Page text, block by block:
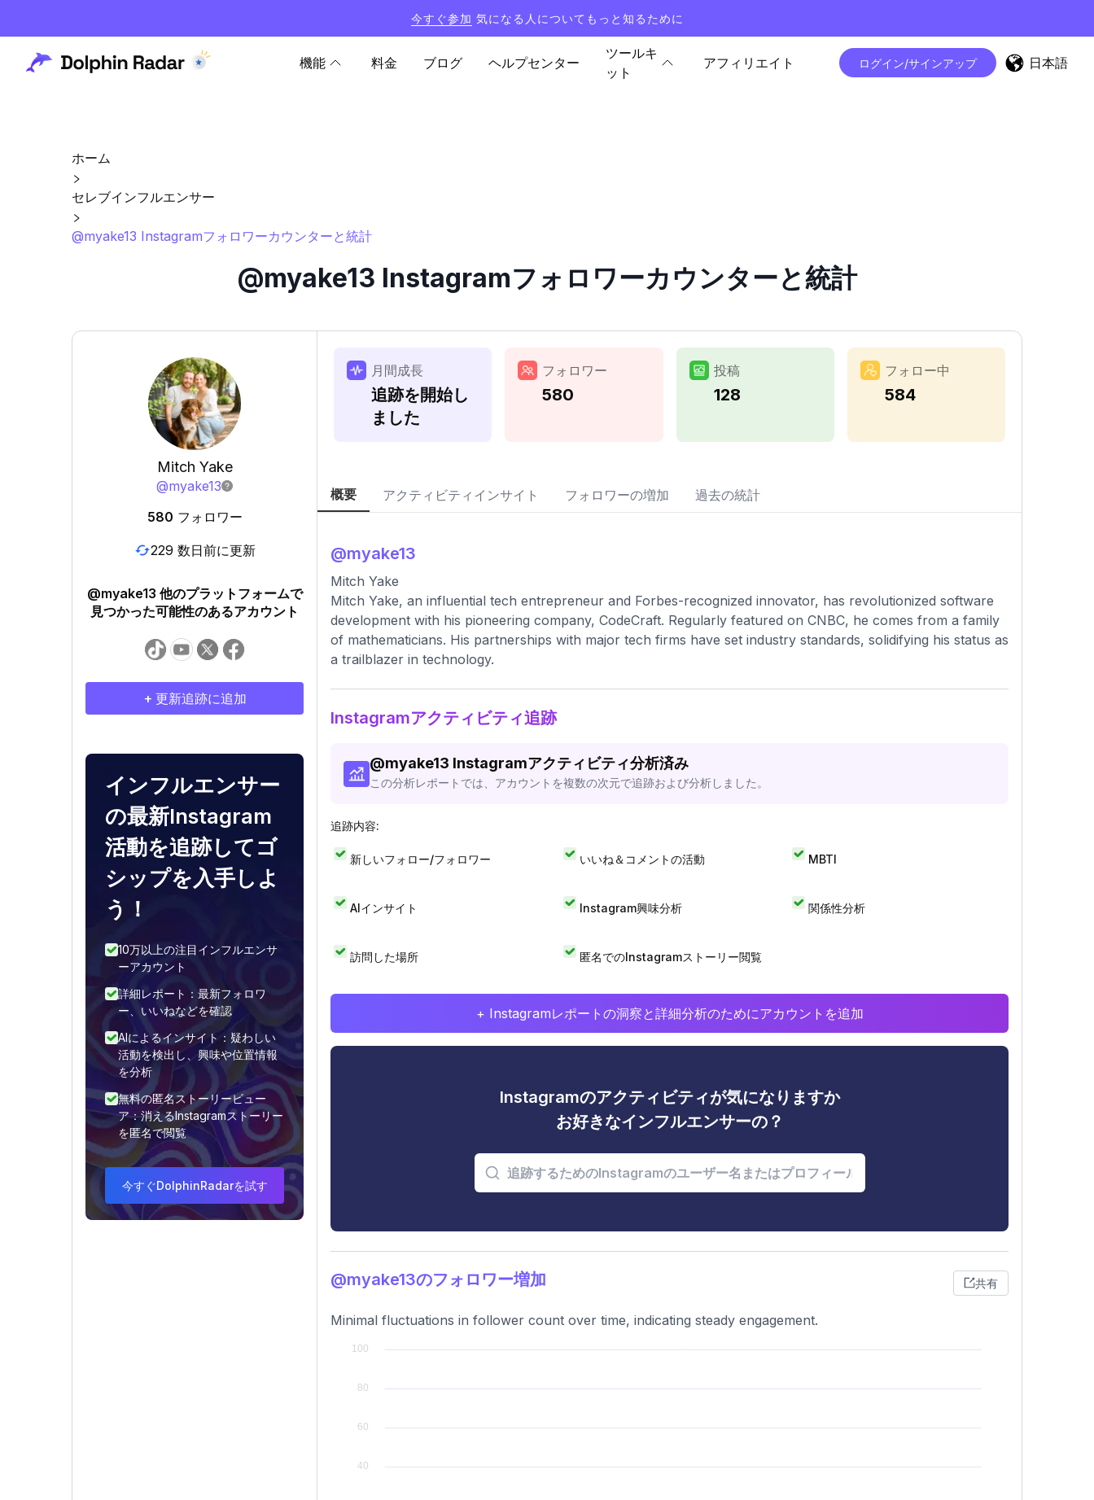
今すぐ参加 気になる人についてもっと知るために
機能 料金 ブログ ヘルプセンター
ツールキ
ット
アフィリエイト ログイン/サインアップ 日本語
ホーム
セレブインフルエンサー
@myake13 Instagramフォロワーカウンターと統計
@myake13 Instagramフォロワーカウンターと統計
Mitch Yake
@myake13
580 フォロワー
229 数日前に更新
@myake13 他のプラットフォームで
見つかった可能性のあるアカウント
+ 更新追跡に追加
インフルエンサー
の最新Instagram
活動を追跡してゴ
シップを入手しよ
う！
10万以上の注目インフルエンサ
ーアカウント
詳細レポート：最新フォロワ
ー、いいねなどを確認
AIによるインサイト：疑わしい
活動を検出し、興味や位置情報
を分析
無料の匿名ストーリービュー
ア：消えるInstagramストーリー
を匿名で閲覧
今すぐDolphinRadarを試す
月間成長
追跡を開始し
ました
フォロワー
580
投稿
128
フォロー中
584
概要 アクティビティインサイト フォロワーの増加 過去の統計
@myake13
Mitch Yake
Mitch Yake, an influential tech entrepreneur and Forbes-recognized innovator, has revolutionized software
development with his pioneering company, CodeCraft. Regularly featured on CNBC, he comes from a family
of mathematicians. His partnerships with major tech firms have set industry standards, solidifying his status as
a trailblazer in technology.
Instagramアクティビティ追跡
@myake13 Instagramアクティビティ分析済み
この分析レポートでは、アカウントを複数の次元で追跡および分析しました。
追跡内容:
新しいフォロー/フォロワー いいね＆コメントの活動 MBTI
AIインサイト Instagram興味分析 関係性分析
訪問した場所 匿名でのInstagramストーリー閲覧
+ Instagramレポートの洞察と詳細分析のためにアカウントを追加
Instagramのアクティビティが気になりますか
お好きなインフルエンサーの？
@myake13のフォロワー増加 共有
Minimal fluctuations in follower count over time, indicating steady engagement.